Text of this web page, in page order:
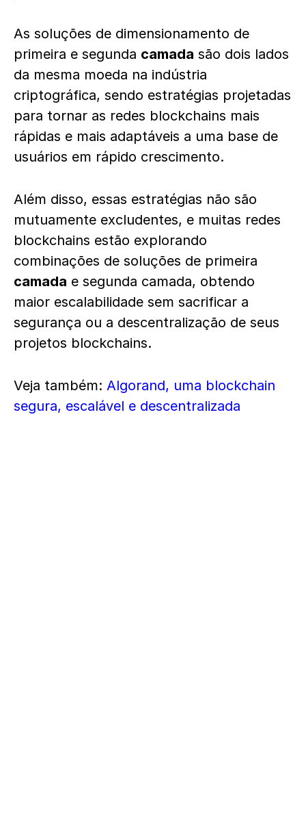
As soluções de dimensionamento de
primeira e segunda camada são dois lados
da mesma moeda na indústria
criptográfica, sendo estratégias projetadas
para tornar as redes blockchains mais
rápidas e mais adaptáveis a uma base de
usuários em rápido crescimento.
Além disso, essas estratégias não são
mutuamente excludentes, e muitas redes
blockchains estão explorando
combinações de soluções de primeira
camada e segunda camada, obtendo
maior escalabilidade sem sacrificar a
segurança ou a descentralização de seus
projetos blockchains.
Veja também: Algorand, uma blockchain
segura, escalável e descentralizada